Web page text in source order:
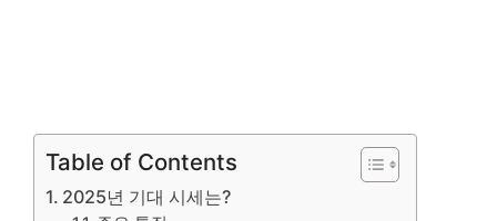
Table of Contents
2025년 기대 시세는?